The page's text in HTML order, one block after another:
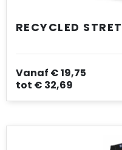
RECYCLED
Vanaf € 19,75
tot € 32,69